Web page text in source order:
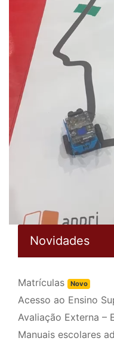
Novidades
Matrículas Novo
Acesso ao Ensino
Avaliação Externa –
Manuais escolares